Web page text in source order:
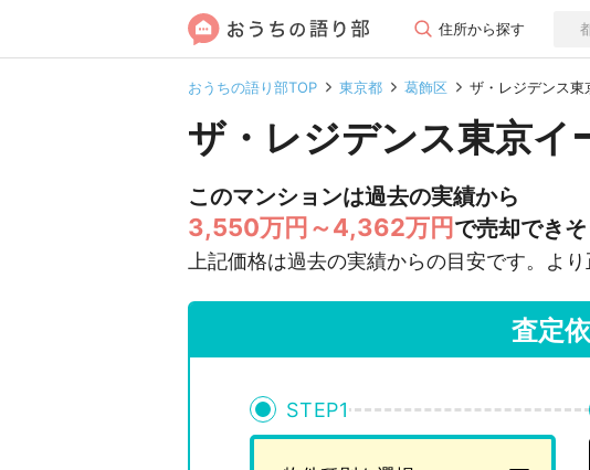
住所から探す
おうちの語り部TOP 東京都 葛飾区 ザ・レジデンス東
ザ・レジデンス東京イ
このマンションは過去の実績から
3,550万円～4,362万円 で売却できそ
上記価格は過去の実績からの目安です。よ
査定
STEP1